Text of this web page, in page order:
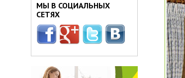
МЫ В СОЦИАЛЬНЫХ
СЕТЯХ